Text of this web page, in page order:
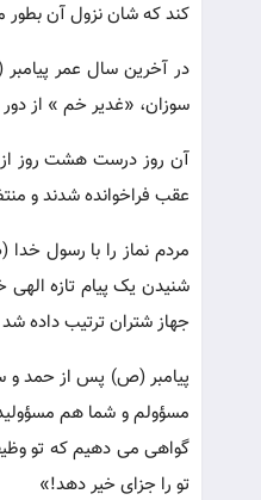
کند که شان نزول آن
در آخرین سال عمر
سوزان، «غدیر خم » از
آن روز درست هشت روز از
عقب فراخوانده شدند و
مردم نماز را با رسول
شنیدن یک پیام تازه الهی
جهاز شتران ترتیب داده شد
پیامبر (ص) پس از حمد و
مسؤولم و شما هم
گواهی می دهیم که تو
تو را جزای خیر دهد!»